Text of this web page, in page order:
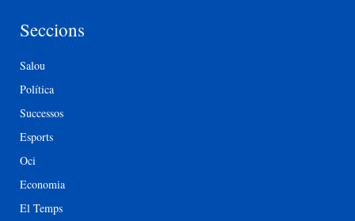
Seccions
Salou
Política
Successos
Esports
Oci
Economia
El Temps